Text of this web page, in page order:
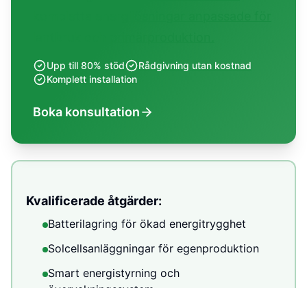
Upp till 80% stöd
Rådgivning utan kostnad
Komplett installation
Boka konsultation
Kvalificerade åtgärder:
Batterilagring för ökad energitrygghet
Solcellsanläggningar för egenproduktion
Smart energistyrning och